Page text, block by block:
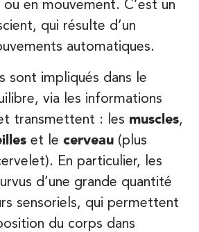
en mouvement. C’est un
qui résulte d’un
automatiques.
sont impliqués dans le
via les informations
transmettent : les muscles,
et le cerveau (plus
En particulier, les
d’une grande quantité
sensoriels, qui permettent
du corps dans
:
avec balnéothérapie
Malabry – 92
la Division Leclerc 92290
la Division Leclerc 92290 Châtenay-
24
Balnéothérapie